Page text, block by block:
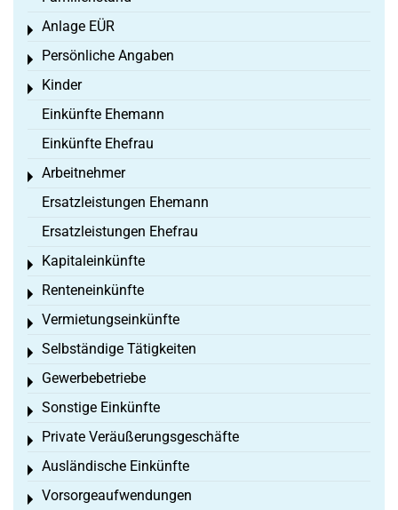
Anlage EÜR
Toggle menu
Persönliche Angaben
Toggle menu
Kinder
Toggle menu
Einkünfte Ehemann
Einkünfte Ehefrau
Arbeitnehmer
Toggle menu
Ersatzleistungen Ehemann
Ersatzleistungen Ehefrau
Kapitaleinkünfte
Toggle menu
Renteneinkünfte
Toggle menu
Vermietungseinkünfte
Toggle menu
Selbständige Tätigkeiten
Toggle menu
Gewerbebetriebe
Toggle menu
Sonstige Einkünfte
Toggle menu
Private Veräußerungsgeschäfte
Toggle menu
Ausländische Einkünfte
Toggle menu
Vorsorgeaufwendungen
Toggle menu